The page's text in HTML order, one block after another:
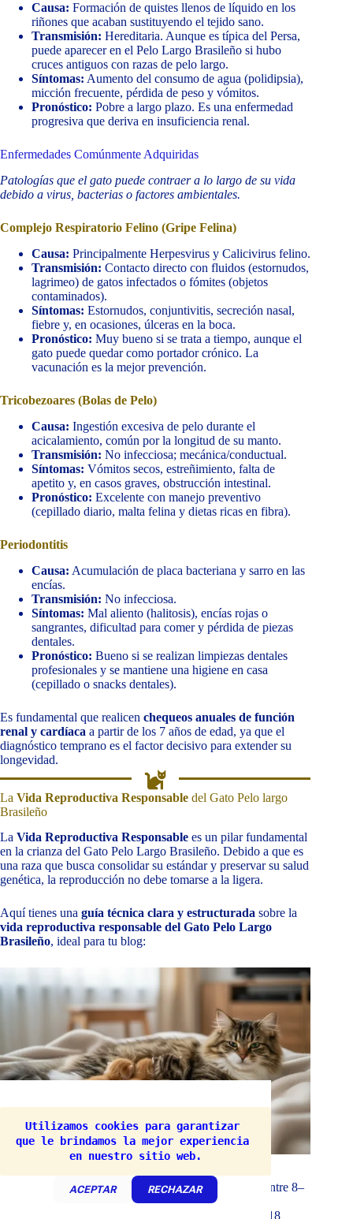
Utilizamos cookies para garantizar
que le brindamos la mejor experiencia
en nuestro sitio web.
ACEPTAR RECHAZAR
Causa: Formación de quistes llenos de líquido en los
riñones que acaban sustituyendo el tejido sano.
Transmisión: Hereditaria. Aunque es típica del Persa,
puede aparecer en el Pelo Largo Brasileño si hubo
cruces antiguos con razas de pelo largo.
Síntomas: Aumento del consumo de agua (polidipsia),
micción frecuente, pérdida de peso y vómitos.
Pronóstico: Pobre a largo plazo. Es una enfermedad
progresiva que deriva en insuficiencia renal.
Enfermedades Comúnmente Adquiridas
Patologías que el gato puede contraer a lo largo de su vida
debido a virus, bacterias o factores ambientales.
Complejo Respiratorio Felino (Gripe Felina)
Causa: Principalmente Herpesvirus y Calicivirus felino.
Transmisión: Contacto directo con fluidos (estornudos,
lagrimeo) de gatos infectados o fómites (objetos
contaminados).
Síntomas: Estornudos, conjuntivitis, secreción nasal,
fiebre y, en ocasiones, úlceras en la boca.
Pronóstico: Muy bueno si se trata a tiempo, aunque el
gato puede quedar como portador crónico. La
vacunación es la mejor prevención.
Tricobezoares (Bolas de Pelo)
Causa: Ingestión excesiva de pelo durante el
acicalamiento, común por la longitud de su manto.
Transmisión: No infecciosa; mecánica/conductual.
Síntomas: Vómitos secos, estreñimiento, falta de
apetito y, en casos graves, obstrucción intestinal.
Pronóstico: Excelente con manejo preventivo
(cepillado diario, malta felina y dietas ricas en fibra).
Periodontitis
Causa: Acumulación de placa bacteriana y sarro en las
encías.
Transmisión: No infecciosa.
Síntomas: Mal aliento (halitosis), encías rojas o
sangrantes, dificultad para comer y pérdida de piezas
dentales.
Pronóstico: Bueno si se realizan limpiezas dentales
profesionales y se mantiene una higiene en casa
(cepillado o snacks dentales).
Es fundamental que realicen chequeos anuales de función
renal y cardíaca a partir de los 7 años de edad, ya que el
diagnóstico temprano es el factor decisivo para extender su
longevidad.
La Vida Reproductiva Responsable del Gato Pelo largo
Brasileño
La Vida Reproductiva Responsable es un pilar fundamental
en la crianza del Gato Pelo Largo Brasileño. Debido a que es
una raza que busca consolidar su estándar y preservar su salud
genética, la reproducción no debe tomarse a la ligera.
Aquí tienes una guía técnica clara y estructurada sobre la
vida reproductiva responsable del Gato Pelo Largo
Brasileño, ideal para tu blog:
Madurez Sexual y Tiempos Ideales
Pubertad:Hembras entre 6–9 meses; machos entre 8–
A partir de los 18